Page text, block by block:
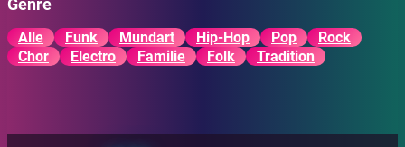
Genre
Alle Funk Mundart Hip-Hop Pop
Rock
Chor
Electro Familie Folk Tradition